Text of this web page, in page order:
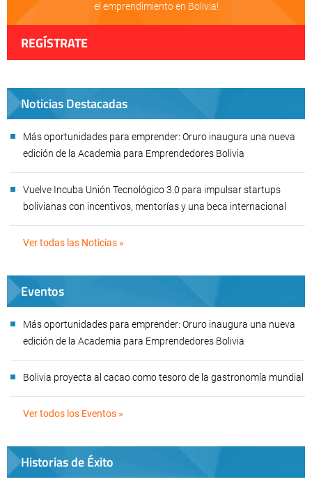
el emprendimiento en Bolivia!
REGÍSTRATE
Noticias Destacadas
Más oportunidades para emprender: Oruro inaugura una nueva
edición de la Academia para Emprendedores Bolivia
Vuelve Incuba Unión Tecnológico 3.0 para impulsar startups
bolivianas con incentivos, mentorías y una beca internacional
Ver todas las Noticias »
Eventos
Más oportunidades para emprender: Oruro inaugura una nueva
edición de la Academia para Emprendedores Bolivia
Bolivia proyecta al cacao como tesoro de la gastronomía mundial
Ver todos los Eventos »
Historias de Éxito